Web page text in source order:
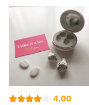
4.00